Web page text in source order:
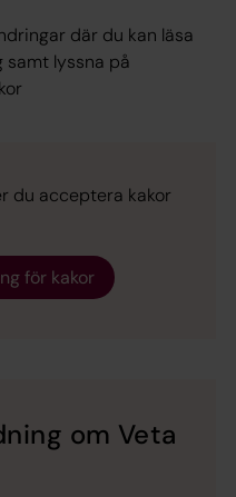
där du kan läsa
samt lyssna på
du acceptera kakor
för kakor
om Veta